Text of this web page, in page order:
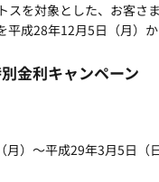
スを対象とした、お客さ
平成28年12月5日（月）か
金利キャンペーン
）～平成29年3月5日（日